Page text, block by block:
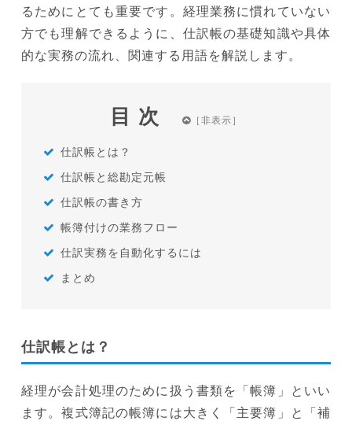
るためにとても重要です。経理業務に慣れていない
方でも理解できるように、仕訳帳の基礎知識や具体
的な実務の流れ、関連する用語を解説します。
目次
仕訳帳とは？
仕訳帳と総勘定元帳
仕訳帳の書き方
帳簿付けの業務フロー
仕訳実務を自動化するには
まとめ
仕訳帳とは？
経理が会計処理のために扱う書類を「帳簿」といい
ます。複式簿記の帳簿には大きく「主要簿」と「補